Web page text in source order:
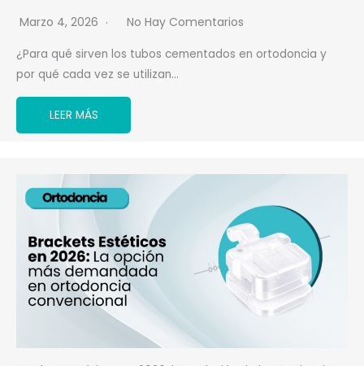
Marzo 4, 2026 No Hay Comentarios
¿Para qué sirven los tubos cementados en ortodoncia y
por qué cada vez se utilizan…
LEER MÁS